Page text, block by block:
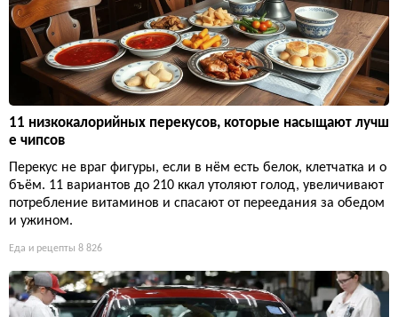
11 низкокалорийных перекусов, которые насыщают лучш
е чипсов
Перекус не враг фигуры, если в нём есть белок, клетчатка и о
бъём. 11 вариантов до 210 ккал утоляют голод, увеличивают
потребление витаминов и спасают от переедания за обедом
и ужином.
Еда и рецепты 8 826